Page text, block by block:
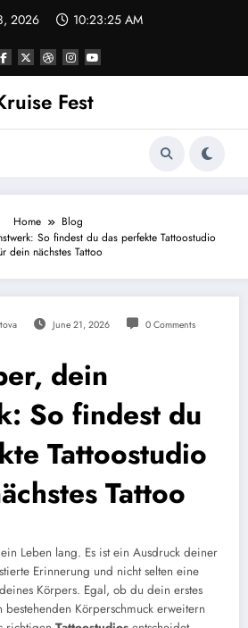
2026 10:23:25 AM
Fest
Home
Blog
So findest du das perfekte Tattoostudio
dein nächstes Tattoo
June 21, 2026 0 Comments
dein
So findest du
Tattoostudio
Tattoo
Leben lang. Es ist ein Ausdruck deiner
Erinnerung und nicht selten eine
Körpers. Egal, ob du dein erstes
Körperschmuck erweitern